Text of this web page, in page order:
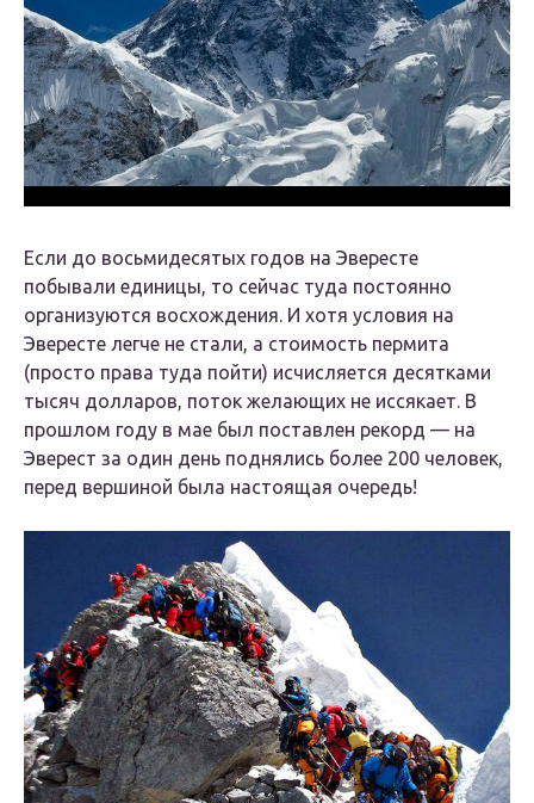
Если до восьмидесятых годов на Эвересте
побывали единицы, то сейчас туда постоянно
организуются восхождения. И хотя условия на
Эвересте легче не стали, а стоимость пермита
(просто права туда пойти) исчисляется десятками
тысяч долларов, поток желающих не иссякает. В
прошлом году в мае был поставлен рекорд — на
Эверест за один день поднялись более 200 человек,
перед вершиной была настоящая очередь!